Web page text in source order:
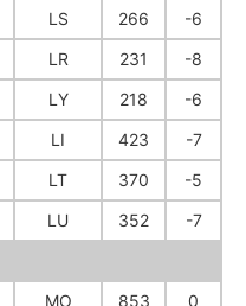
LS 266
-6
LR 231
-8
LY 218
-6
LI 423
-7
LT 370
-5
LU 352 -7
MO 853
0